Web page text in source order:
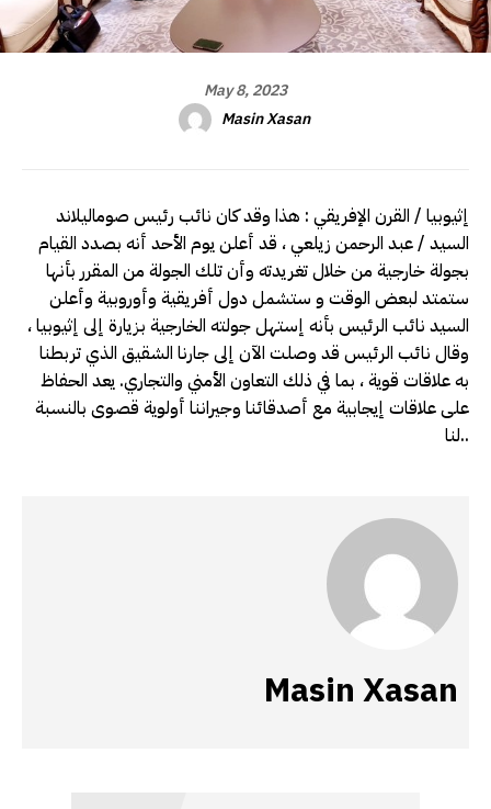
May 8, 2023
Masin Xasan
إثيوبيا / القرن الإفريقي : هذا وقد كان نائب رئيس صوماليلاند
السيد / عبد الرحمن زيلعي ، قد أعلن يوم الأحد أنه بصدد القيام
بجولة خارجية من خلال تغريدته وأن تلك الجولة من المقرر بأنها
ستمتد لبعض الوقت و ستشمل دول أفريقية وأوروبية وأعلن
السيد نائب الرئيس بأنه إستهل جولته الخارجية بزيارة إلى إثيوبيا ،
وقال نائب الرئيس قد وصلت الآن إلى جارنا الشقيق الذي تربطنا
به علاقات قوية ، بما في ذلك التعاون الأمني والتجاري. يعد الحفاظ
على علاقات إيجابية مع أصدقائنا وجيراننا أولوية قصوى بالنسبة
لنا..
Masin Xasan